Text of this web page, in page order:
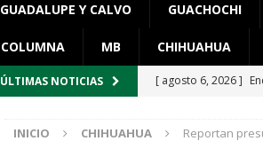
GUADALUPE Y CALVO GUACHOCHI
COLUMNA MB CHIHUAHUA
ÚLTIMAS NOTICIAS [ agosto 6, 2026 ]
INICIO CHIHUAHUA Reportan